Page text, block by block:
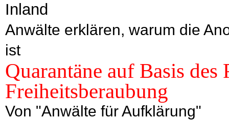
Inland
Anwälte erklären, warum die
ist
Quarantäne auf Basis des
Freiheitsberaubung
Von "Anwälte für Aufklärung"